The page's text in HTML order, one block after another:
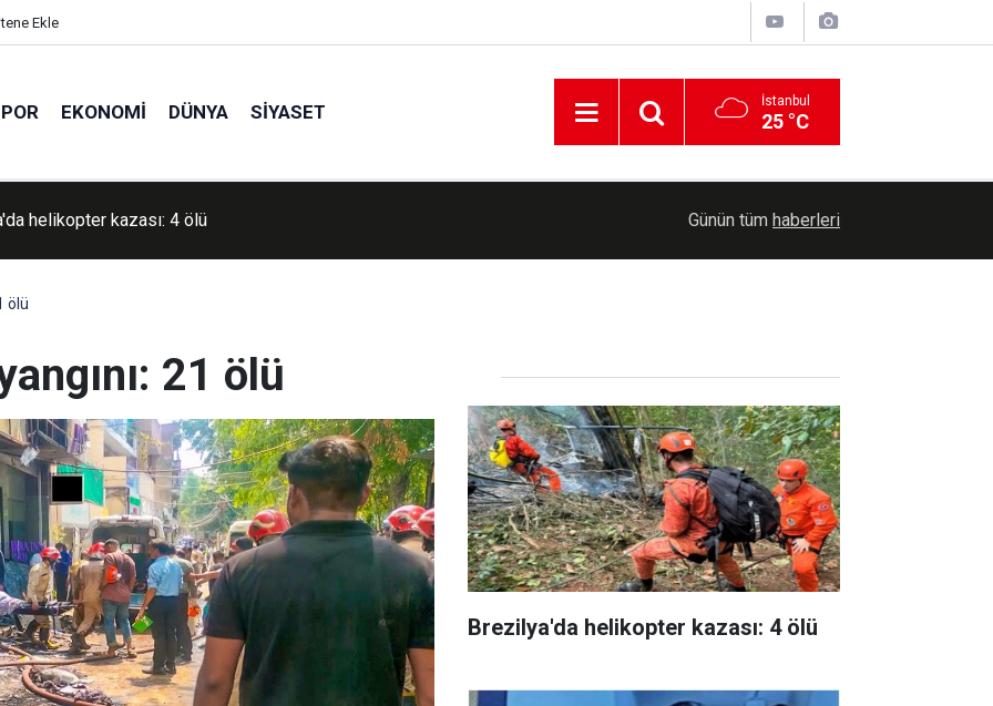
Ekle
EKONOMI DÜNYA SIYASET İstanbul
25 °C
nükleer bilim olimpiyatında 4 madalya YKS tercihlerinde son gün yarın
Günün tüm haberleri
ölü
21 ölü
Brezilya'da helikopter kazası: 4 ölü